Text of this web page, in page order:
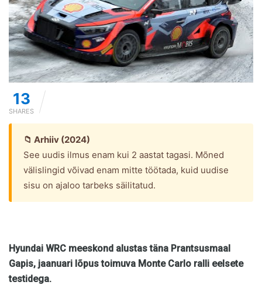
13
SHARES
📁 Arhiiv (2024)
See uudis ilmus enam kui 2 aastat tagasi. Mõned
välislingid võivad enam mitte töötada, kuid uudise
sisu on ajaloo tarbeks säilitatud.
Hyundai WRC meeskond alustas täna Prantsusmaal
Gapis, jaanuari lõpus toimuva Monte Carlo ralli eelsete
testidega.